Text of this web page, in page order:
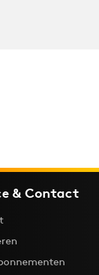
& Contact